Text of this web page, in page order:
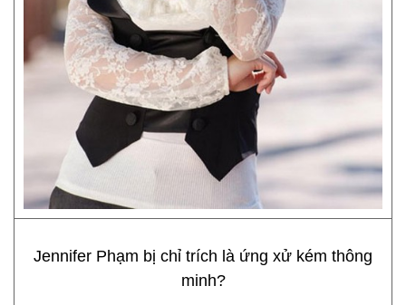
Jennifer Phạm bị chỉ trích là ứng xử kém thông
minh?